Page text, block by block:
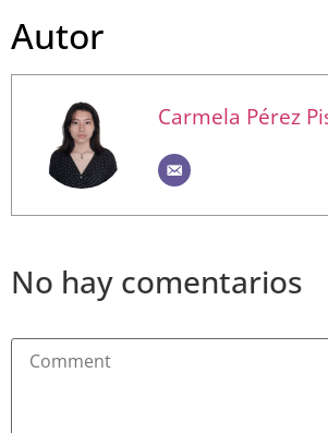
Autor
Carmela Pérez
No hay comentarios